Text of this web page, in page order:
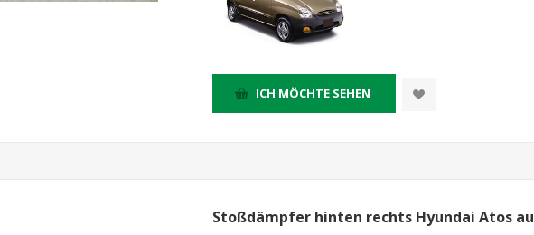
ICH MÖCHTE SEHEN
Stoßdämpfer hinten rechts Hyundai Atos